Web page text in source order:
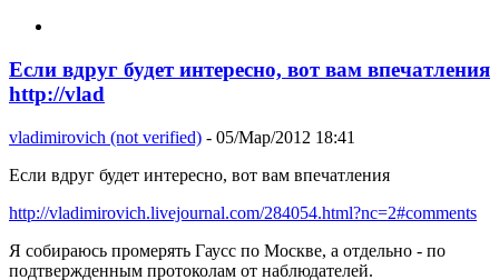
Если вдруг будет интересно, вот вам впечатления
http://vlad
vladimirovich (not verified) - 05/Мар/2012 18:41
Если вдруг будет интересно, вот вам впечатления
http://vladimirovich.livejournal.com/284054.html?nc=2#comments
Я собираюсь промерять Гаусс по Москве, а отдельно - по
подтвержденным протоколам от наблюдателей.